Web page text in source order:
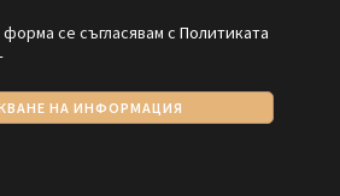
се съгласявам с Политиката
НА ИНФОРМАЦИЯ